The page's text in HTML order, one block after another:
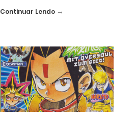
Continuar Lendo→